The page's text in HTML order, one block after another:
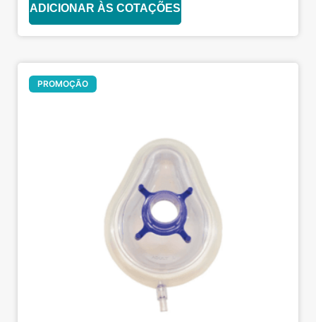
ADICIONAR ÀS COTAÇÕES
PROMOÇÃO